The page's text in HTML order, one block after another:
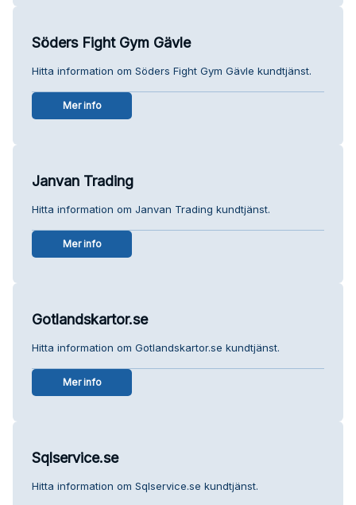
Söders Fight Gym Gävle
Hitta information om Söders Fight Gym Gävle kundtjänst.
Mer info
Janvan Trading
Hitta information om Janvan Trading kundtjänst.
Mer info
Gotlandskartor.se
Hitta information om Gotlandskartor.se kundtjänst.
Mer info
Sqlservice.se
Hitta information om Sqlservice.se kundtjänst.